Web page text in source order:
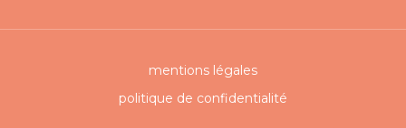
mentions légales
politique de confidentialité